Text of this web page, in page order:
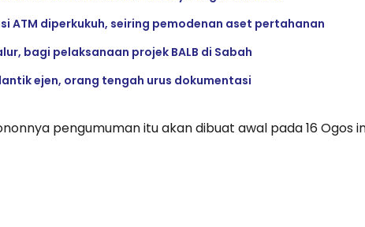
ATM diperkukuh, seiring pemodenan aset pertahanan
bagi pelaksanaan projek BALB di Sabah
ejen, orang tengah urus dokumentasi
pengumuman itu akan dibuat awal pada 16 Ogos